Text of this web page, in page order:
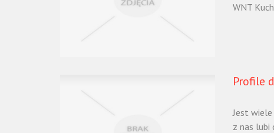
WNT
Profile
Jest
z nas lubi